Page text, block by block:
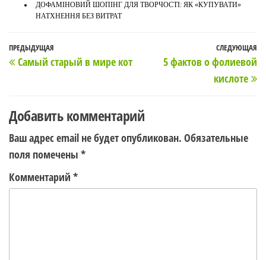
ДОФАМІНОВИЙ ШОПІНГ ДЛЯ ТВОРЧОСТІ: ЯК «КУПУВАТИ»
НАТХНЕННЯ БЕЗ ВИТРАТ
Навигация
по
Предыдущая
запись
ПРЕДЫДУЩАЯ
Самый старый в мире кот
СЛЕДУЮЩАЯ
5 фактов о фолиевой
кислоте
Добавить комментарий
Ваш адрес email не будет опубликован. Обязательные
поля помечены *
Комментарий *